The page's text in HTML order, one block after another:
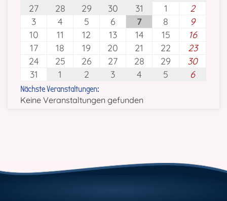
27 28 29 30 31 1
2
3
4 5 6 7 8
9
10
11 12 13 14 15
16
17
18 19 20 21 22
23
24
25 26 27 28 29
30
31
1 2 3 4 5 6
Nächste Veranstaltungen:
Keine Veranstaltungen gefunden